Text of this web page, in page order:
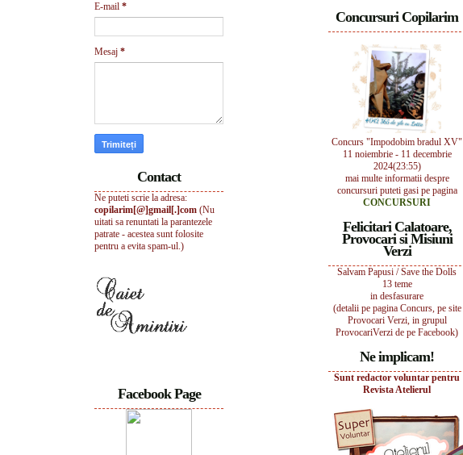
Concursuri Copilarim
Concurs "Impodobim bradul XV"
11 noiembrie - 11 decembrie
2024(23:55)
mai multe informatii despre
concursuri puteti gasi pe pagina
CONCURSURI
Felicitari Calatoare,
Provocari si Misiuni
Verzi
Salvam Papusi / Save the Dolls
13 teme
in desfasurare
(detalii pe pagina Concurs, pe site
Provocari Verzi, in grupul
ProvocariVerzi de pe Facebook)
Ne implicam!
Sunt redactor voluntar pentru
Revista Atelierul
E-mail *
Mesaj *
Contact
Ne puteti scrie la adresa:
copilarim[@]gmail[.]com (Nu
uitati sa renuntati la parantezele
patrate - acestea sunt folosite
pentru a evita spam-ul.)
Facebook Page